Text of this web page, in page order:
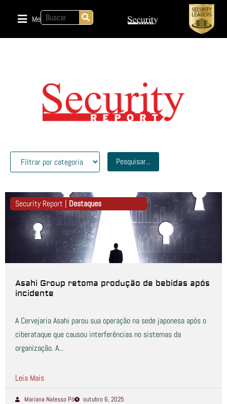
Menu
Pesquisar...
Security Report | Destaques
Asahi Group retoma produção de bebidas após
incidente
A Cervejaria Asahi parou sua operação na sede japonesa após o
ciberataque que causou interferências no sistemas da
organização. A...
Leia Mais
Mariana Nalesso Pó outubro 6, 2025